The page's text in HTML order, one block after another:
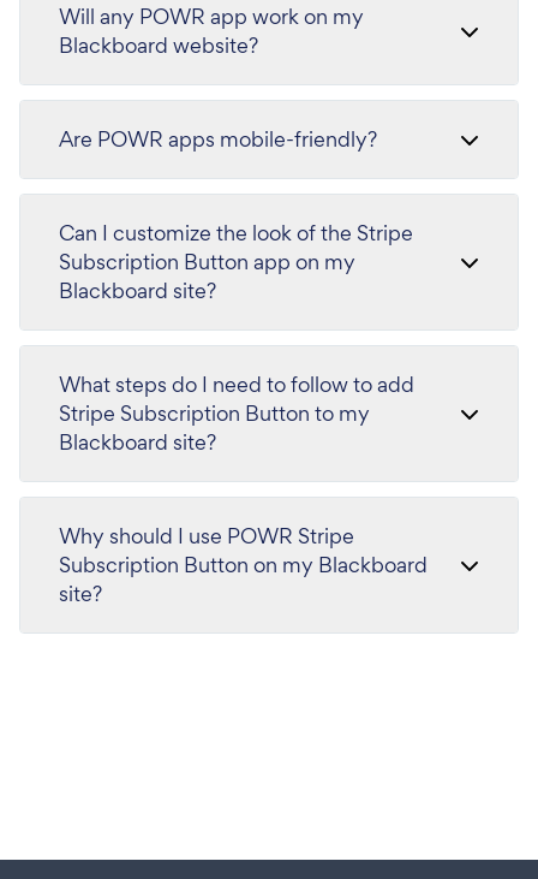
Will any POWR app work on my
Blackboard website?
Are POWR apps mobile-friendly?
Can I customize the look of the Stripe
Subscription Button app on my
Blackboard site?
What steps do I need to follow to add
Stripe Subscription Button to my
Blackboard site?
Why should I use POWR Stripe
Subscription Button on my Blackboard
site?